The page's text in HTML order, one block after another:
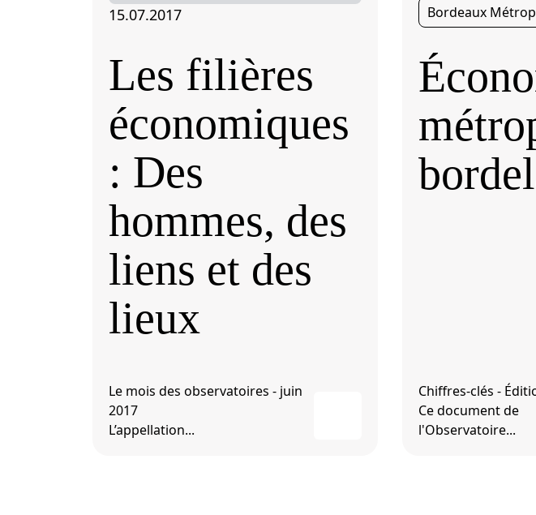
15.07.2017
Les filières
économiques
: Des
hommes, des
liens et des
lieux
Le mois des observatoires - juin
2017
L’appellation...
Bordeaux
Chiffres-clés -
Ce document de
l'Observatoire...